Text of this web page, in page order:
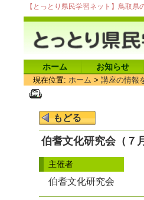
【とっとり県民学習ネット】鳥取県
ホーム お知らせ
現在位置: ホーム > 講座の情報
伯耆文化研究会（７
主催者
伯耆文化研究会